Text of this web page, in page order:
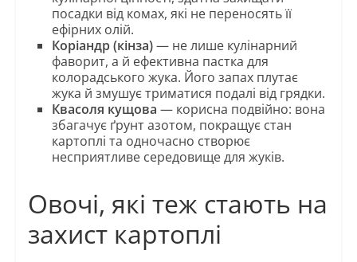
посадки від комах, які не переносять її
ефірних олій.
Коріандр (кінза)— не лише кулінарний
фаворит, а й ефективна пастка для
колорадського жука. Його запах плутає
жука й змушує триматися подалі від грядки.
Квасоля кущова — корисна подвійно: вона
збагачує ґрунт азотом, покращує стан
картоплі та одночасно створює
несприятливе середовище для жуків.
Овочі, які теж стають на
захист картоплі